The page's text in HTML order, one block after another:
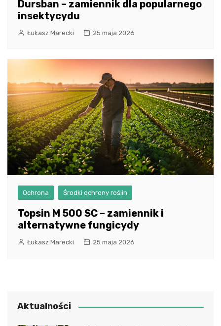
Dursban – zamiennik dla popularnego
insektycydu
Łukasz Marecki 25 maja 2026
Ochrona Środki ochrony roślin
Topsin M 500 SC – zamiennik i
alternatywne fungicydy
Łukasz Marecki 25 maja 2026
Aktualności